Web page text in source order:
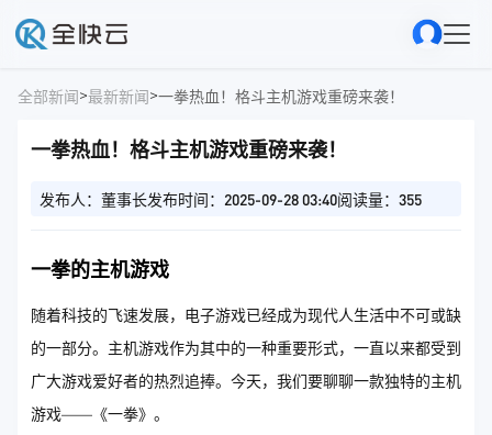
全部新闻>最新新闻>一拳热血！格斗主机游戏重磅来袭！
一拳热血！格斗主机游戏重磅来袭！
发布人：董事长发布时间：2025-09-28 03:40阅读量：355
一拳的主机游戏
随着科技的飞速发展，电子游戏已经成为现代人生活中不可或缺
的一部分。主机游戏作为其中的一种重要形式，一直以来都受到
广大游戏爱好者的热烈追捧。今天，我们要聊聊一款独特的主机
游戏——《一拳》。